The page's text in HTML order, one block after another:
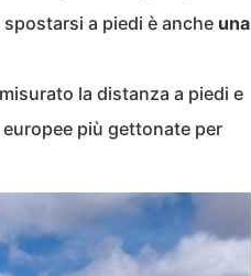
a piedi è anche una
la distanza a piedi e
più gettonate per